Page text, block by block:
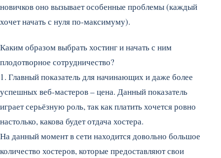
новичков оно вызывает особенные проблемы (каждый
хочет начать с нуля по-максимуму).
Каким образом выбрать хостинг и начать с ним
плодотворное сотрудничество?
1. Главный показатель для начинающих и даже более
успешных веб-мастеров – цена. Данный показатель
играет серьёзную роль, так как платить хочется ровно
настолько, какова будет отдача хостера.
На данный момент в сети находится довольно большое
количество хостеров, которые предоставляют свои